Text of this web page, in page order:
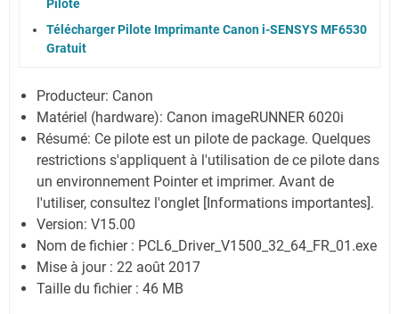
Pilote
Télécharger Pilote Imprimante Canon i-SENSYS MF6530
Gratuit
Producteur: Canon
Matériel (hardware): Canon imageRUNNER 6020i
Résumé: Ce pilote est un pilote de package. Quelques
restrictions s'appliquent à l'utilisation de ce pilote dans
un environnement Pointer et imprimer. Avant de
l'utiliser, consultez l'onglet [Informations importantes].
Version: V15.00
Nom de fichier : PCL6_Driver_V1500_32_64_FR_01.exe
Mise à jour : 22 août 2017
Taille du fichier : 46 MB